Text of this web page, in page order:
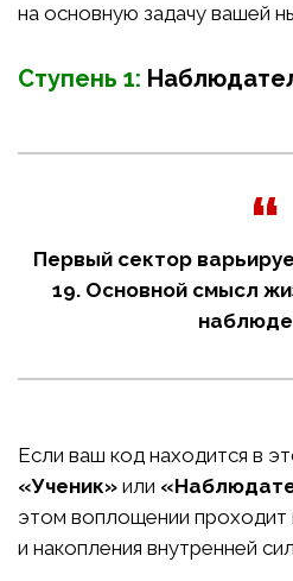
на основную задачу вашей
Ступень 1:
Первый сектор
19. Основной смысл
Если ваш код находится в
«Ученик» или
этом воплощении проходит
и накопления внутренней